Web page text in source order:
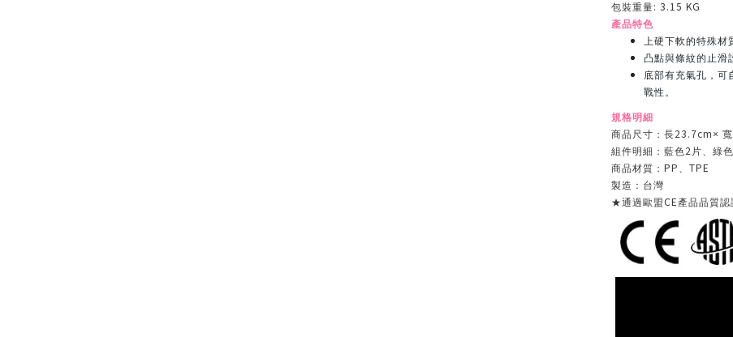
包裝重量: 3.15 KG
產品特色
上硬下軟的特殊材
凸點與條紋的止滑
底部有充氣孔，可
戰性。
規格明細
商品尺寸：長23.7cm × 寬
組件明細：藍色2 片、綠色
商品材質： PP 、 TPE
製造：台灣
★通過歐盟CE 產品品質認